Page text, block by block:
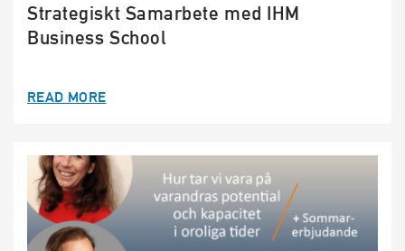
Strategiskt Samarbete med IHM
Business School
READ MORE